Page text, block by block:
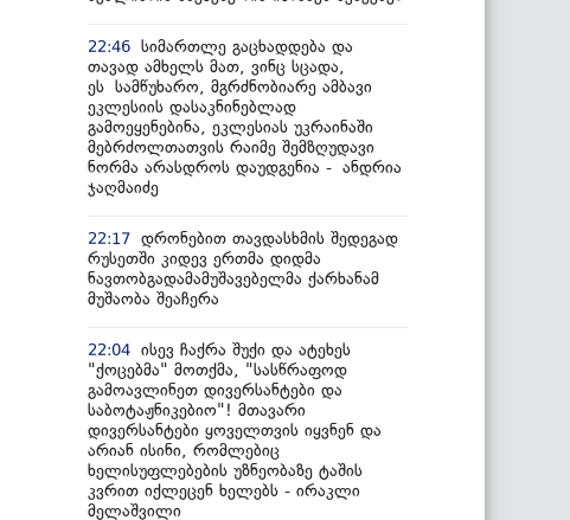
22:46 სიმართლე გაცხადდება და
თავად ამხელს მათ, ვინც სცადა,
ეს სამწუხარო, მგრძნობიარე ამბავი
ეკლესიის დასაკნინებლად
გამოეყენებინა, ეკლესიას უკრაინაში
მებრძოლთათვის რაიმე შემზღუდავი
ნორმა არასდროს დაუდგენია - ანდრია
ჯაღმაიძე
22:17 დრონებით თავდასხმის შედეგად
რუსეთში კიდევ ერთმა დიდმა
ნავთობგადამამუშავებელმა ქარხანამ
მუშაობა შეაჩერა
22:04 ისევ ჩაქრა შუქი და ატეხეს
"ქოცებმა" მოთქმა, "სასწრაფოდ
გამოავლინეთ დივერსანტები და
საბოტაჟნიკებიო"! მთავარი
დივერსანტები ყოველთვის იყვნენ და
არიან ისინი, რომლებიც
ხელისუფლებების უზნეობაზე ტაშის
კვრით იქლეცენ ხელებს - ირაკლი
მელაშვილი